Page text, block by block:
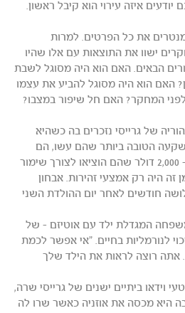
איזה עירוי הוא קיבל ראשון.
את כל הפרטים. למרות
ישוו את התוצאות עם אלו שהיו
הבאים. האם הוא היה מסוגל לשבת
האם הוא היה מסוגל להביע את עצמו
המחקר? האם חל שיפור במצבו?
של גרייסי נזכרים בה כשהיא
הטובה ביותר שהם עשו, הם
אומרים, הייתה הסכום של ה- 2,000 דולר שהם הוציאו לצורך שימור
זה היה רק אמצעי זהירות. אבחון
חודשים לאחר יום ההולדת השני
המגדלת ילד עם אוטיזם - של
לנורמליות בחיים. "אי אפשר לכמת
אתה רוצה לראות את הילד שלך
וידאו ביתיים ישנים של גרייסי שרה,
היא מכסה את אוזניה כאשר שרו לה